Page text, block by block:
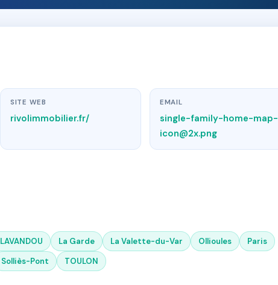
SITE WEB
rivolimmobilier.fr/
EMAIL
single-family-home-map-
icon@2x.png
La Garde La Valette-du-Var Ollioules
Paris
Solliès-Pont TOULON